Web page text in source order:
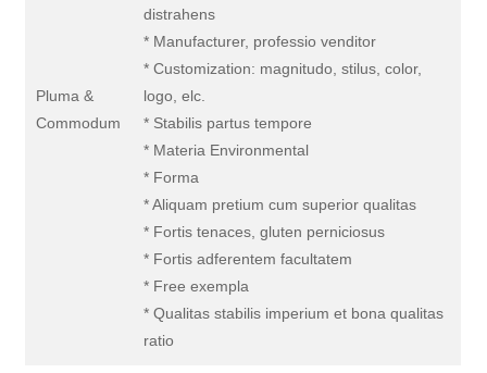
Pluma &
Commodum
distrahens
* Manufacturer, professio venditor
* Customization: magnitudo, stilus, color,
logo, elc.
* Stabilis partus tempore
* Materia Environmental
* Forma
* Aliquam pretium cum superior qualitas
* Fortis tenaces, gluten perniciosus
* Fortis adferentem facultatem
* Free exempla
* Qualitas stabilis imperium et bona qualitas
ratio